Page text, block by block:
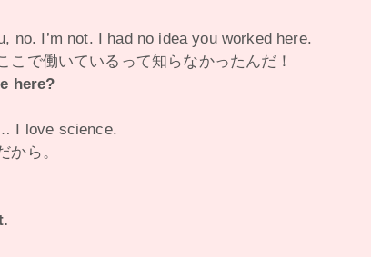
no. I’m not. I had no idea you worked here.
で働いているって知らなかったんだ！
here?
I love science.
ら。